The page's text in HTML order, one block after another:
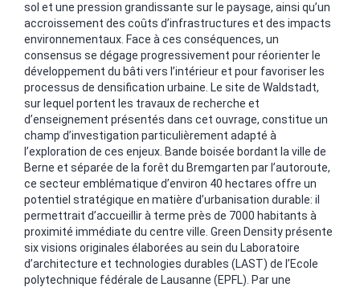
sol et une pression grandissante sur le paysage, ainsi qu’un
accroissement des coûts d’infrastructures et des impacts
environnementaux. Face à ces conséquences, un
consensus se dégage progressivement pour réorienter le
développement du bâti vers l’intérieur et pour favoriser les
processus de densification urbaine. Le site de Waldstadt,
sur lequel portent les travaux de recherche et
d’enseignement présentés dans cet ouvrage, constitue un
champ d’investigation particulièrement adapté à
l’exploration de ces enjeux. Bande boisée bordant la ville de
Berne et séparée de la forêt du Bremgarten par l’autoroute,
ce secteur emblématique d’environ 40 hectares offre un
potentiel stratégique en matière d’urbanisation durable: il
permettrait d’accueillir à terme près de 7000 habitants à
proximité immédiate du centre ville. Green Density présente
six visions originales élaborées au sein du Laboratoire
d’architecture et technologies durables (LAST) de l’Ecole
polytechnique fédérale de Lausanne (EPFL). Par une